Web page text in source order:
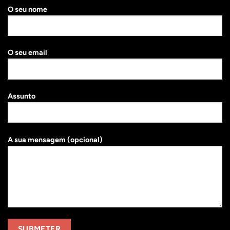
O seu nome
O seu email
Assunto
A sua mensagem (opcional)